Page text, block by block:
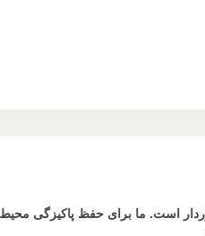
ما برای حفظ پاکیزگی محیط